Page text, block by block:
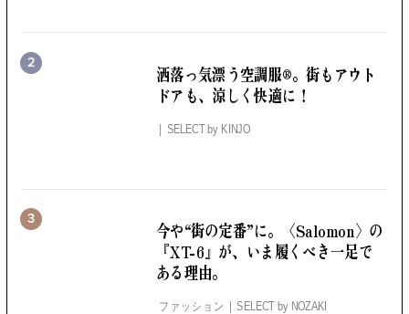
2 洒落っ気漂う空調服®。街もアウト
ドアも、涼しく快適に！
SELECT by KINJO
3 今や“街の定番”に。
〈Salomon〉の
『XT-6』が、いま履くべき一足で
ある理由。
ファッション SELECT by NOZAKI